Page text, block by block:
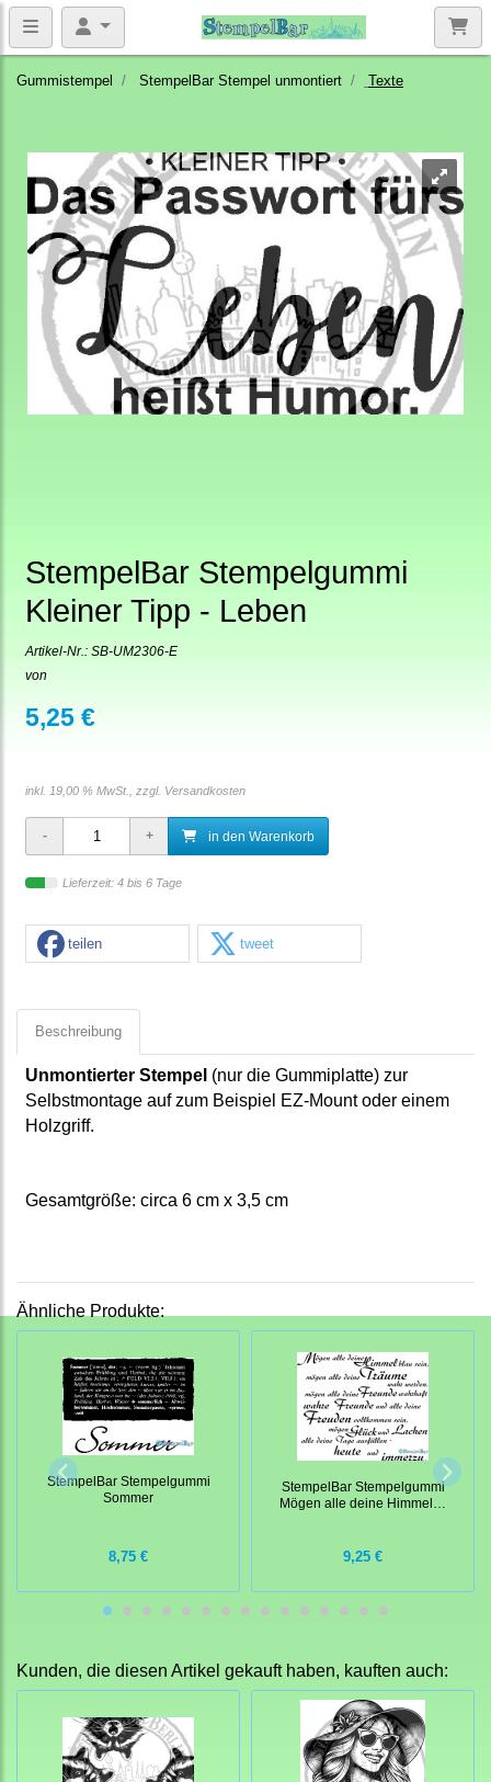
Gummistempel StempelBar Stempel unmontiert Texte
StempelBar Stempelgummi
Kleiner Tipp - Leben
Artikel-Nr.: SB-UM2306-E
von
5,25 €
inkl. 19,00 % MwSt., zzgl. Versandkosten
in den Warenkorb
Lieferzeit: 4 bis 6 Tage
teilen tweet
Beschreibung
Unmontierter Stempel (nur die Gummiplatte) zur
Selbstmontage auf zum Beispiel EZ-Mount oder einem
Holzgriff.
Gesamtgröße: circa 6 cm x 3,5 cm
Ähnliche Produkte:
StempelBar Stempelgummi
Sommer
8,75 €
StempelBar Stempelgummi
Mögen alle deine Himmel…
9,25 €
Kunden, die diesen Artikel gekauft haben, kauften auch: